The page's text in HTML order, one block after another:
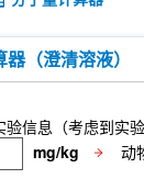
（澄清溶液）
信息（考虑到实
mg/kg 动